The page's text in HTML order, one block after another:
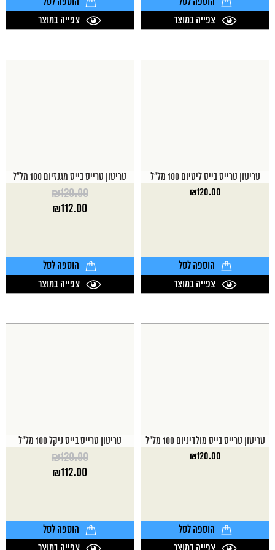
צפייה במוצר
צפייה במוצר
טריטון טרייס בייס ליטיום 100 מל"ל
₪120.00
הוספה לסל
צפייה במוצר
טריטון טרייס בייס מגנזיום 100 מל"ל
₪120.00
המחיר
₪112.00
₪112.00.
הוספה לסל
צפייה במוצר
טריטון טרייס בייס מולדיניום 100 מל"ל
₪120.00
הוספה לסל
טריטון טרייס בייס ניקל 100 מל"ל
₪120.00
המחיר
₪112.00
₪112.00.
הוספה לסל